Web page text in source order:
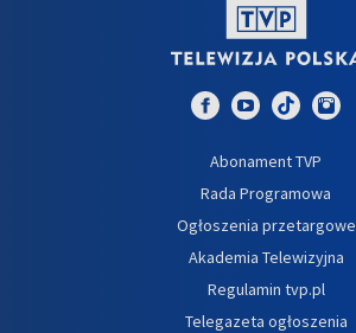
Abonament TVP
Rada Programowa
Ogłoszenia przetargowe
Akademia Telewizyjna
Regulamin tvp.pl
Telegazeta ogłoszenia